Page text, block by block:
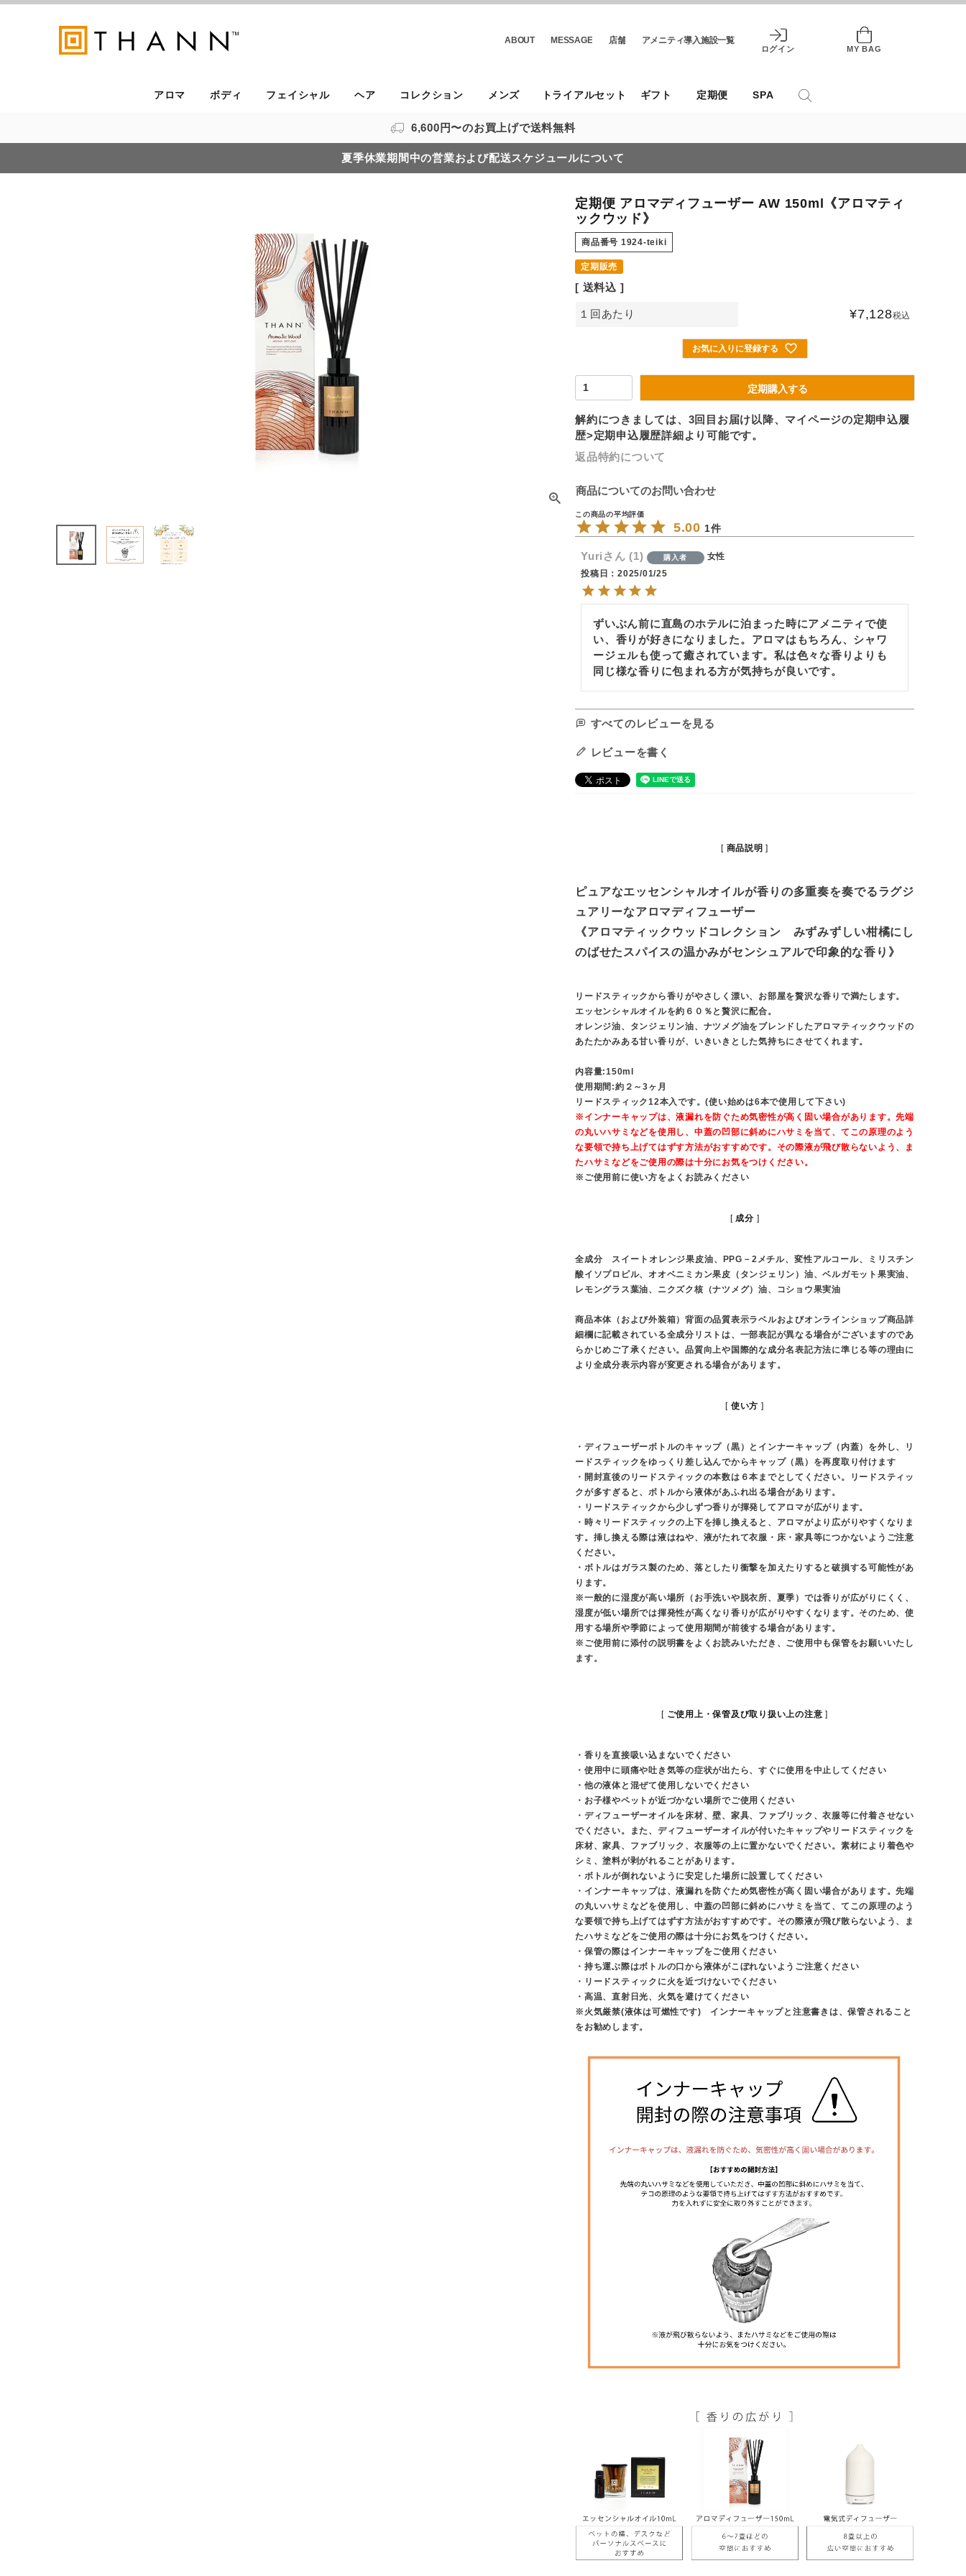
ABOUT MESSAGE 店舗 アメニティ導入施設一覧
ログイン MY BAG
アロマ ボディ フェイシャル ヘア コレクション メンズ トライアルセット ギフト 定期便 SPA
6,600円〜のお買上げで送料無料
夏季休業期間中の営業および配送スケジュールについて
定期便 アロマディフューザー AW 150ml《アロマティ
ックウッド》
商品番号 1924-teiki
定期販売
送料込
１回あたり ¥7,128税込
お気に入りに登録する
定期購入する
解約につきましては、3回目お届け以降、マイページの定期申込履
歴>定期申込履歴詳細より可能です。
返品特約について
商品についてのお問い合わせ
5.00 1
Yuri 1 購入者
女性
投稿日
2025/01/25
ずいぶん前に直島のホテルに泊まった時にアメニティで使
い、香りが好きになりました。アロマはもちろん、シャワ
ージェルも使って癒されています。私は色々な香りよりも
同じ様な香りに包まれる方が気持ちが良いです。
すべてのレビューを見る
レビューを書く
商品説明
ピュアなエッセンシャルオイルが香りの多重奏を奏でるラグジ
ュアリーなアロマディフューザー
《アロマティックウッドコレクション みずみずしい柑橘にし
のばせたスパイスの温かみがセンシュアルで印象的な香り》
リードスティックから香りがやさしく漂い、お部屋を贅沢な香りで満たします。
エッセンシャルオイルを約６０％と贅沢に配合。
オレンジ油、タンジェリン油、ナツメグ油をブレンドしたアロマティックウッドの
あたたかみある甘い香りが、いきいきとした気持ちにさせてくれます。
内容量:150ml
使用期間:約２～3ヶ月
リードスティック12本入です。(使い始めは6本で使用して下さい)
※インナーキャップは、液漏れを防ぐため気密性が高く固い場合があります。先端
の丸いハサミなどを使用し、中蓋の凹部に斜めにハサミを当て、てこの原理のよう
な要領で持ち上げてはずす方法がおすすめです。その際液が飛び散らないよう、ま
たハサミなどをご使用の際は十分にお気をつけください。
※ご使用前に使い方をよくお読みください
成分
全成分 スイートオレンジ果皮油、PPG－2メチル、変性アルコール、ミリスチン
酸イソプロピル、オオベニミカン果皮（タンジェリン）油、ベルガモット果実油、
レモングラス葉油、ニクズク核（ナツメグ）油、コショウ果実油
商品本体（および外装箱）背面の品質表示ラベルおよびオンラインショップ商品詳
細欄に記載されている全成分リストは、一部表記が異なる場合がございますのであ
らかじめご了承ください。品質向上や国際的な成分名表記方法に準じる等の理由に
より全成分表示内容が変更される場合があります。
使い方
・ディフューザーボトルのキャップ（黒）とインナーキャップ（内蓋）を外し、リ
ードスティックをゆっくり差し込んでからキャップ（黒）を再度取り付けます
・開封直後のリードスティックの本数は６本までとしてください。リードスティッ
クが多すぎると、ボトルから液体があふれ出る場合があります。
・リードスティックから少しずつ香りが揮発してアロマが広がります。
・時々リードスティックの上下を挿し換えると、アロマがより広がりやすくなりま
す。挿し換える際は液はねや、液がたれて衣服・床・家具等につかないようご注意
ください。
・ボトルはガラス製のため、落としたり衝撃を加えたりすると破損する可能性があ
ります。
※一般的に湿度が高い場所（お手洗いや脱衣所、夏季）では香りが広がりにくく、
湿度が低い場所では揮発性が高くなり香りが広がりやすくなります。そのため、使
用する場所や季節によって使用期間が前後する場合があります。
※ご使用前に添付の説明書をよくお読みいただき、ご使用中も保管をお願いいたし
ます。
ご使用上・保管及び取り扱い上の注意
・香りを直接吸い込まないでください
・使用中に頭痛や吐き気等の症状が出たら、すぐに使用を中止してください
・他の液体と混ぜて使用しないでください
・お子様やペットが近づかない場所でご使用ください
・ディフューザーオイルを床材、壁、家具、ファブリック、衣服等に付着させない
でください。また、ディフューザーオイルが付いたキャップやリードスティックを
床材、家具、ファブリック、衣服等の上に置かないでください。素材により着色や
シミ、塗料が剥がれることがあります。
・ボトルが倒れないように安定した場所に設置してください
・インナーキャップは、液漏れを防ぐため気密性が高く固い場合があります。先端
の丸いハサミなどを使用し、中蓋の凹部に斜めにハサミを当て、てこの原理のよう
な要領で持ち上げてはずす方法がおすすめです。その際液が飛び散らないよう、ま
たハサミなどをご使用の際は十分にお気をつけください。
・保管の際はインナーキャップをご使用ください
・持ち運ぶ際はボトルの口から液体がこぼれないようご注意ください
・リードスティックに火を近づけないでください
・高温、直射日光、火気を避けてください
※火気厳禁(液体は可燃性です) インナーキャップと注意書きは、保管されること
をお勧めします。